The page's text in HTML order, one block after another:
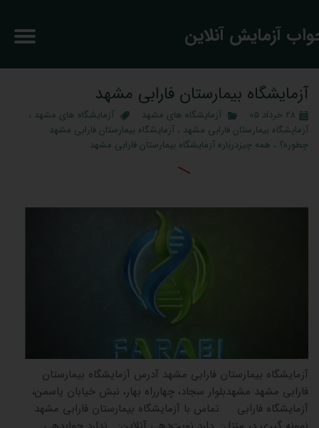
آزمایش آنلاین
آزمایشگاه بیمارستان فارابی مشهد
۲۸ خرداد ۰۵ آزمایشگاه های مشهد آزمایشگاه های مشهد ،
آزمایشگاه بیمارستان فارابی مشهد ، آزمایشگاه بیمارستان فارابی مشهد
چطوره؟ ، همه چیزدرباره آزمایشگاه بیمارستان فارابی مشهد
آزمایشگاه بیمارستان فارابی مشهد آدرس آزمایشگاه بیمارستان
فارابی مشهد مشهدبلوار سجاد، چهارراه بهار، نبش خیابان یاسمن،
آزمایشگاه فارابی تماس با آزمایشگاه بیمارستان فارابی مشهد